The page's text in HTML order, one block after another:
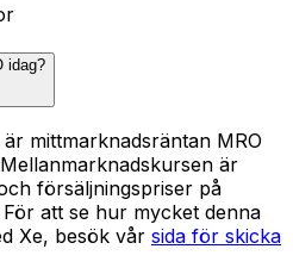
idag?
mittmarknadsräntan MRO
är
försäljningspriser på
att se hur mycket denna
Xe, besök vår sida för skicka